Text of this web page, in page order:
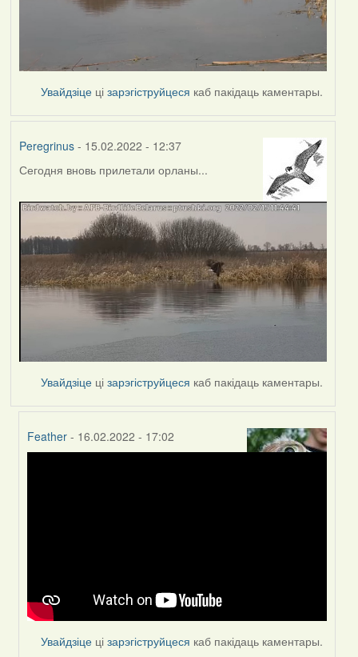
Увайдзіце цізарэгіструйцеся каб пакідаць каментары.
Peregrinus- 15.02.2022 - 12:37
Сегодня вновь прилетали орланы...
Увайдзіце цізарэгіструйцеся каб пакідаць каментары.
Feather - 16.02.2022 - 17:02
Увайдзіце цізарэгіструйцеся каб пакідаць каментары.